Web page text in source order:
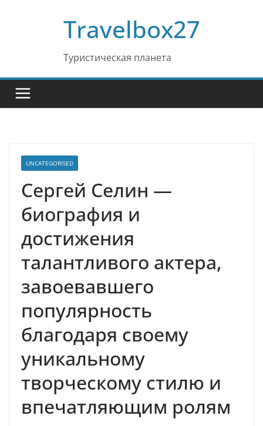
Travelbox27
Туристическая планета
UNCATEGORISED
Сергей Селин —
биография и
достижения
талантливого актера,
завоевавшего
популярность
благодаря своему
уникальному
творческому стилю и
впечатляющим ролям